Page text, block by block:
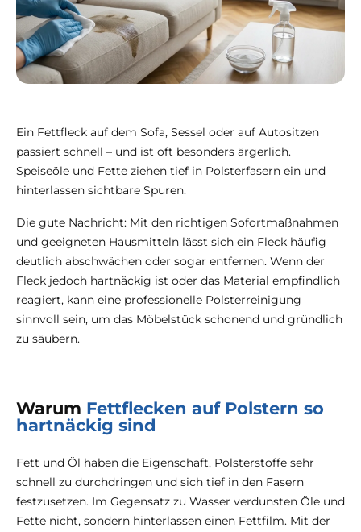
Ein Fettfleck auf dem Sofa, Sessel oder auf Autositzen
passiert schnell – und ist oft besonders ärgerlich.
Speiseöle und Fette ziehen tief in Polsterfasern ein und
hinterlassen sichtbare Spuren.
Die gute Nachricht: Mit den richtigen Sofortmaßnahmen
und geeigneten Hausmitteln lässt sich ein Fleck häufig
deutlich abschwächen oder sogar entfernen. Wenn der
Fleck jedoch hartnäckig ist oder das Material empfindlich
reagiert, kann eine professionelle Polsterreinigung
sinnvoll sein, um das Möbelstück schonend und gründlich
zu säubern.
Warum Fettflecken auf Polstern so
hartnäckig sind
Fett und Öl haben die Eigenschaft, Polsterstoffe sehr
schnell zu durchdringen und sich tief in den Fasern
festzusetzen. Im Gegensatz zu Wasser verdunsten Öle und
Fette nicht, sondern hinterlassen einen Fettfilm. Mit der